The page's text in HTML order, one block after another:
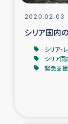
2020.02.03
シリア国内
シリア・
シリア
緊急支